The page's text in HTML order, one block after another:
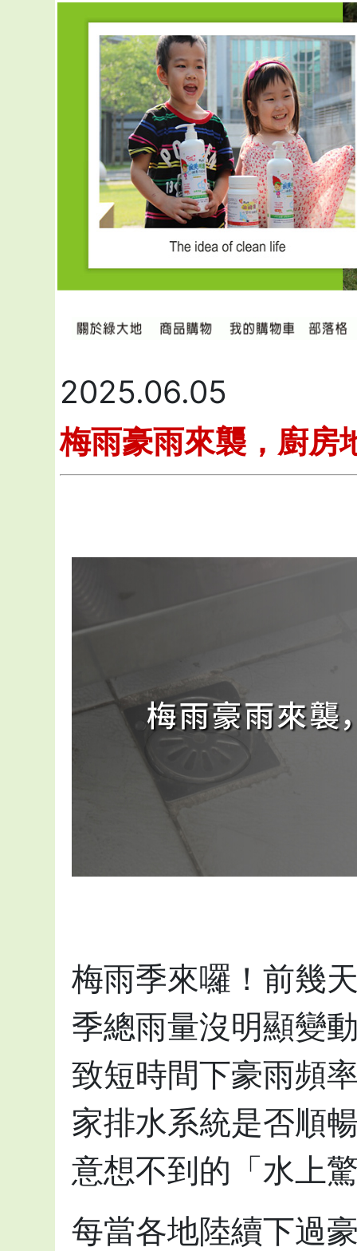
2025.06.05
梅雨豪雨來襲，廚房
梅雨季來囉！前幾
季總雨量沒明顯變
致短時間下豪雨頻
家排水系統是否順
意想不到的「水上
每當各地陸續下過